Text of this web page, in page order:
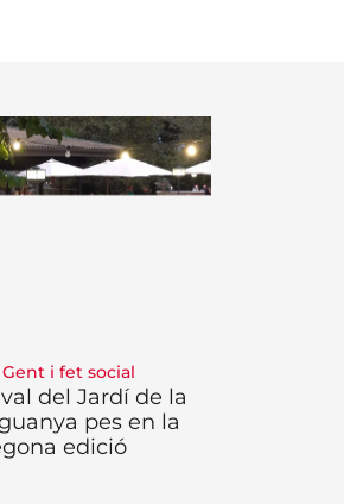
Gent i fet social
del Jardí de la
pes en la
edició